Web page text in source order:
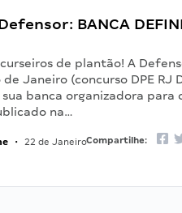
BANCA
de plantão! A
Janeiro (concurso DPE RJ
banca organizadora para
na…
•
22 de JaneiroCompartilhe: